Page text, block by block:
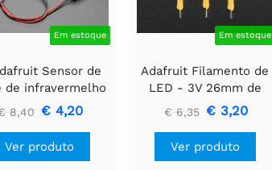
Em estoque
Sensor de
de infravermelho
extremidades de
de fio
- LEDs de 5
mm
8,40 € 4,20
Ver produto
Em estoque
Adafruit Filamento de
LED - 3V 26mm de
comprimento - Branco
Quente (Pacote com 3)
€ 6,35 € 3,20
Ver produto